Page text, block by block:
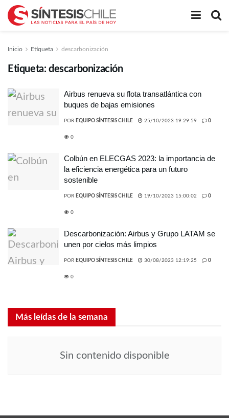
Inicio Etiqueta descarbonización
Etiqueta: descarbonización
Airbus renueva su flota transatlántica con
buques de bajas emisiones
POR EQUIPO SÍNTESIS CHILE 25/10/2023 19:29:59 0
0
Colbún en ELECGAS 2023: la importancia de
la eficiencia energética para un futuro
sostenible
POR EQUIPO SÍNTESIS CHILE 19/10/2023 15:00:02 0
0
Descarbonización: Airbus y Grupo LATAM se
unen por cielos más limpios
POR EQUIPO SÍNTESIS CHILE 30/08/2023 12:19:25 0
0
Más leídas de la semana
Sin contenido disponible